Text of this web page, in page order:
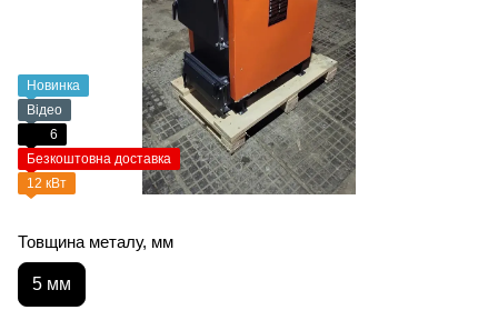
Новинка
Відео
6
Безкоштовна доставка
12 кВт
Товщина металу, мм
5 мм